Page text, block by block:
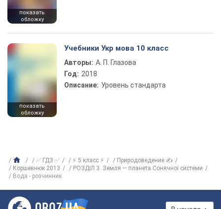
показать
обложку
показать
обложку
Учебники Укр мова 10 класс
Авторы: А. П. Глазова
Год: 2018
Описание: Уровень стандарта
✅ ГДЗ ✅ ⚡ 5 класс ⚡
Природоведение ✍
Коршевнюк 2013
РОЗДІЛ 3. Земля — планета Сонячної системи
Вода - розчинник